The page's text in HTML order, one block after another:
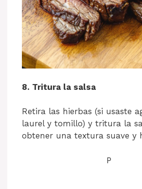
8. Tritura la salsa
Retira las hierbas (si usaste
laurel y tomillo) y tritura la
obtener una textura suave y
P